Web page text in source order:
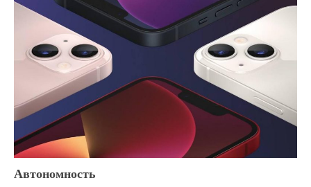
Автономность